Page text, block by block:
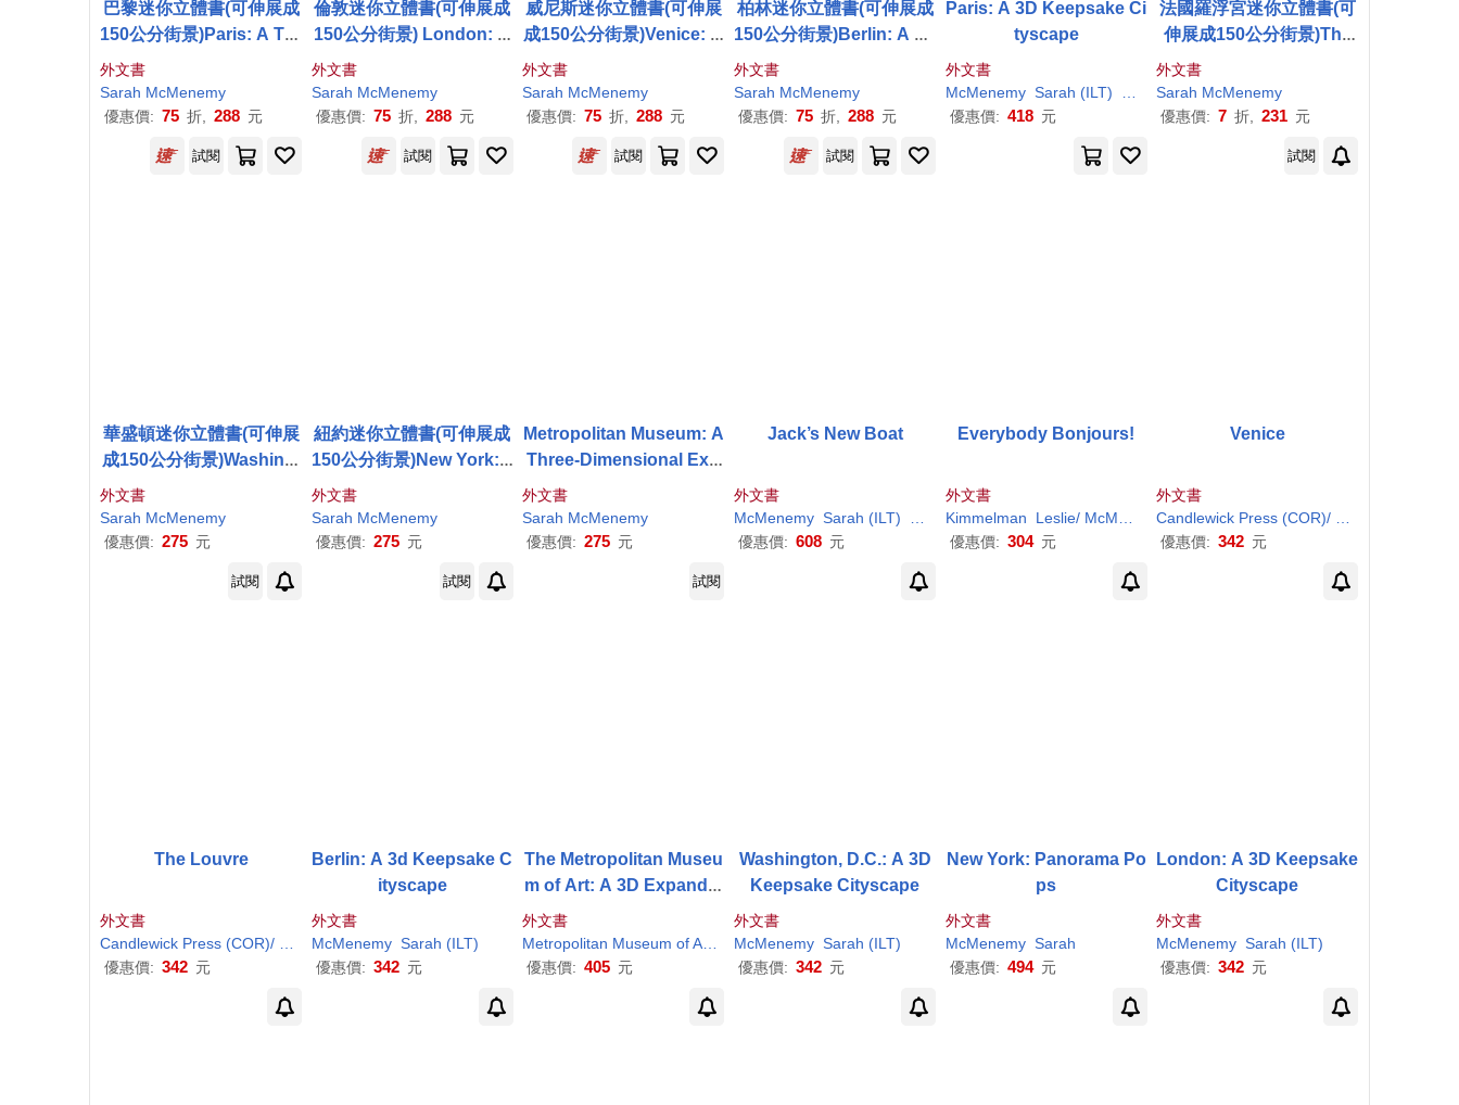
巴黎迷你立體書(可伸展成
150公分街景)Paris: A Thr
ee-Dimensional Expandi
ng City Skyline
外文書
Sarah McMenemy
優惠價: 75 折, 288 元
倫敦迷你立體書(可伸展成
150公分街景) London: A
Three-Dimensional Exp
anding City Skyline
外文書
Sarah McMenemy
優惠價: 75 折, 288 元
威尼斯迷你立體書(可伸展
成150公分街景)Venice: A
Three-Dimensional Exp
anding City Guide
外文書
Sarah McMenemy
優惠價: 75 折, 288 元
柏林迷你立體書(可伸展成
150公分街景)Berlin: A Th
ree-Dimensional Expan
ding City Skyline
外文書
Sarah McMenemy
優惠價: 75 折, 288 元
Paris: A 3D Keepsake Ci
tyscape
外文書
McMenemy Sarah (ILT) Sarah/McMenemy
優惠價: 418 元
法國羅浮宮迷你立體書(可
伸展成150公分街景)The
Louvre: A Three-Dimens
ional Expanding Museu
m Guide
外文書
Sarah McMenemy
優惠價: 7 折, 231 元
試閱 試閱 試閱 試閱 試閱
華盛頓迷你立體書(可伸展
成150公分街景)Washingt
on, D.C.: A Three-Dimen
sional Expanding City S
kyline
外文書
Sarah McMenemy
優惠價: 275 元
紐約迷你立體書(可伸展成
150公分街景)New York: a
n Expanding 3-D City Sk
yline
外文書
Sarah McMenemy
優惠價: 275 元
Metropolitan Museum: A
Three-Dimensional Exp
anding Pocket Guide
外文書
Sarah McMenemy
優惠價: 275 元
Jack’s New Boat
外文書
McMenemy Sarah (ILT) Sarah/McMenemy
優惠價: 608 元
Everybody Bonjours!
外文書
Kimmelman
Leslie/ McMenemy Sarah(ILT)
優惠價: 304 元
Venice
外文書
優惠價: 342 元
試閱 試閱 試閱
The Louvre
外文書
McMenemy Sarah(ILT)
優惠價: 342 元
Berlin: A 3d Keepsake C
ityscape
外文書
McMenemy Sarah (ILT)
優惠價: 342 元
The Metropolitan Museu
m of Art: A 3D Expandin
g Pocket Guide
外文書
N. Y.)/McMenemy Sarah(ILT)
優惠價: 405 元
Washington, D.C.: A 3D
Keepsake Cityscape
外文書
McMenemy Sarah (ILT)
優惠價: 342 元
New York: Panorama Po
ps
外文書
McMenemy Sarah
優惠價: 494 元
London: A 3D Keepsake
Cityscape
外文書
McMenemy Sarah (ILT)
優惠價: 342 元